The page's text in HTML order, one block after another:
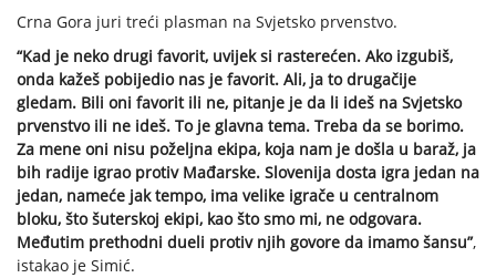
Crna Gora juri treći plasman na Svjetsko prvenstvo.
“Kad je neko drugi favorit, uvijek si rasterećen. Ako izgubiš,
onda kažeš pobijedio nas je favorit. Ali, ja to drugačije
gledam. Bili oni favorit ili ne, pitanje je da li ideš na Svjetsko
prvenstvo ili ne ideš. To je glavna tema. Treba da se borimo.
Za mene oni nisu poželjna ekipa, koja nam je došla u baraž, ja
bih radije igrao protiv Mađarske. Slovenija dosta igra jedan na
jedan, nameće jak tempo, ima velike igrače u centralnom
bloku, što šuterskoj ekipi, kao što smo mi, ne odgovara.
Međutim prethodni dueli protiv njih govore da imamo šansu”,
istakao je Simić.